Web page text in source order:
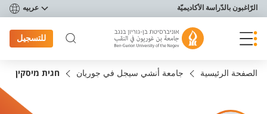
תפריט נגישות
الرّاغبون بالدّراسة الأكاديميّة عربيه
للتسجيل
الصفحة الرئيسية جامعة أنشي سيجل في جوريان חגית מיסקין